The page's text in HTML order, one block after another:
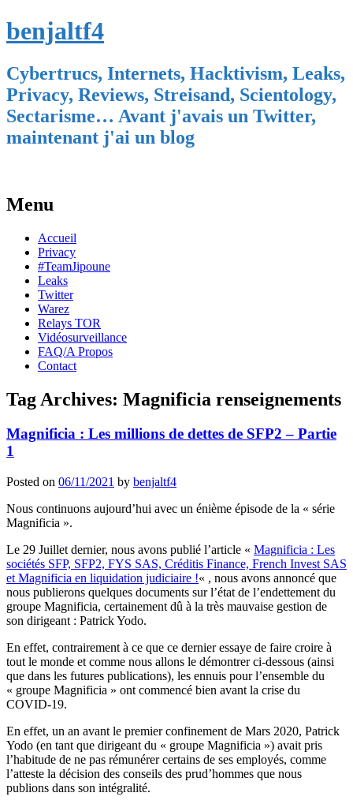
benjaltf4
Cybertrucs, Internets, Hacktivism, Leaks,
Privacy, Reviews, Streisand, Scientology,
Sectarisme… Avant j'avais un Twitter,
maintenant j'ai un blog
Menu
Skip
content
Accueil
Privacy
#TeamJipoune
Leaks
Twitter
Warez
Relays TOR
Vidéosurveillance
FAQ/A Propos
Contact
Tag Archives: Magnificia renseignements
Magnificia : Les millions de dettes de SFP2 – Partie
1
Posted on 06/11/2021 by benjaltf4
Nous continuons aujourd’hui avec un énième épisode de la « série
Magnificia ».
Le 29 Juillet dernier, nous avons publié l’article « Magnificia : Les
sociétés SFP, SFP2, FYS SAS, Créditis Finance, French Invest SAS
et Magnificia en liquidation judiciaire !« , nous avons annoncé que
nous publierons quelques documents sur l’état de l’endettement du
groupe Magnificia, certainement dû à la très mauvaise gestion de
son dirigeant : Patrick Yodo.
En effet, contrairement à ce que ce dernier essaye de faire croire à
tout le monde et comme nous allons le démontrer ci-dessous (ainsi
que dans les futures publications), les ennuis pour l’ensemble du
« groupe Magnificia » ont commencé bien avant la crise du
COVID-19.
En effet, un an avant le premier confinement de Mars 2020, Patrick
Yodo (en tant que dirigeant du « groupe Magnificia ») avait pris
l’habitude de ne pas rémunérer certains de ses employés, comme
l’atteste la décision des conseils des prud’hommes que nous
publions dans son intégralité.